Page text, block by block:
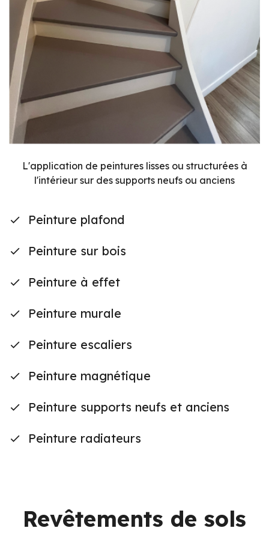
L'application de peintures lisses ou structurées à
l'intérieur sur des supports neufs ou anciens
Peinture plafond
Peinture sur bois
Peinture à effet
Peinture murale
Peinture escaliers
Peinture magnétique
Peinture supports neufs et anciens
Peinture radiateurs
Revêtements de sols